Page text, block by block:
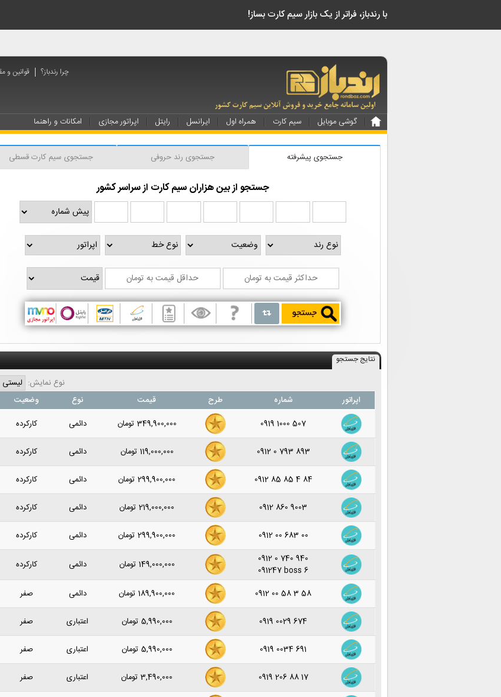
چرا رندباز؟ قوانین و
گوشی موبایل سیم کارت همراه اول ایرانسل رایتل اپراتور مجازی امکانات و راهنما
جستجوی سیم کارت قسطی جستجوی رند حروفی جستجوی پیشرفته
جستجو از بین هزاران سیم کارت از سراسر کشور
نتایج جستجو
نوع نمایش:
اپراتور
شماره طرح قیمت نوع وضعیت
0919 1000 507
349,900,000 تومان دائمی کارکرده
0912 0 793 893
119,000,000 تومان دائمی کارکرده
0912 85 85 4 84
299,900,000 تومان دائمی کارکرده
0912 860 9003
219,000,000 تومان دائمی کارکرده
0912 00 683 00
299,900,000 تومان دائمی کارکرده
0912 0 740 940
091247 boss 6
149,000,000 تومان دائمی کارکرده
0912 00 58 3 58
189,900,000 تومان دائمی صفر
0919 0029 674
5,990,000 تومان اعتباری صفر
0919 0034 691
5,990,000 تومان اعتباری صفر
0919 206 88 17
3,490,000 تومان اعتباری صفر
!با رندباز، فراتر از یک بازار سیم کارت بساز